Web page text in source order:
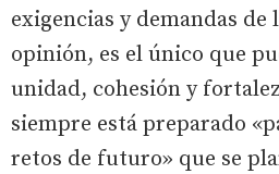
exigencias y demandas de
opinión, es el único que
unidad, cohesión y
siempre está preparado
retos de futuro» que se